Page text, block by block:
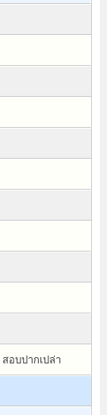
อบปากเปล่า